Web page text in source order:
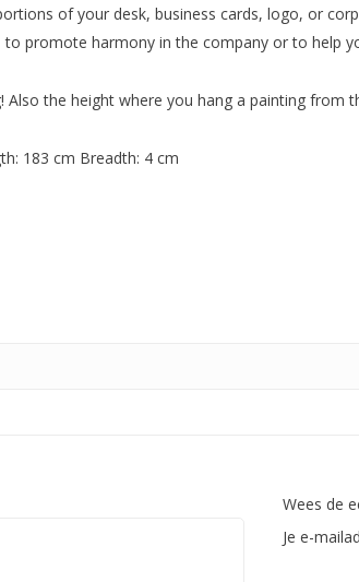
of your desk, business cards, logo, or
to promote harmony in the company or to help
the height where you hang a painting
183 cm Breadth: 4 cm
Wees de
Je e-